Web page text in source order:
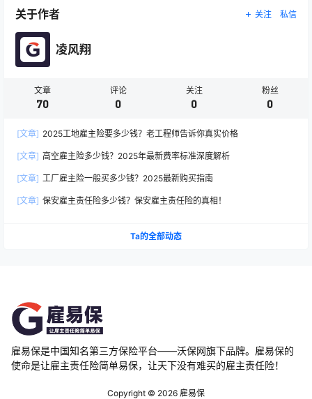
关于作者 关注 私信
凌风翔
文章
70
评论
0
关注
0
粉丝
0
[文章] 2025工地雇主险要多少钱？老工程师告诉你真实价格
[文章] 高空雇主险多少钱？2025年最新费率标准深度解析
[文章] 工厂雇主险一般买多少钱？2025最新购买指南
[文章] 保安雇主责任险多少钱？保安雇主责任险的真相！
Ta的全部动态
雇易保是中国知名第三方保险平台——沃保网旗下品牌。雇易保的
使命是让雇主责任险简单易保，让天下没有难买的雇主责任险！
Copyright © 2026 雇易保